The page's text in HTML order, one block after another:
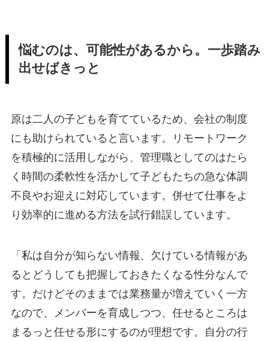
悩むのは、可能性があるから。一歩踏み
出せばきっと
原は二人の子どもを育てているため、会社の制度
にも助けられていると言います。リモートワーク
を積極的に活用しながら、管理職としてのはたら
く時間の柔軟性を活かして子どもたちの急な体調
不良やお迎えに対応しています。併せて仕事をよ
り効率的に進める方法を試行錯誤しています。
「私は自分が知らない情報、欠けている情報があ
るとどうしても把握しておきたくなる性分なんで
す。だけどそのままでは業務量が増えていく一方
なので、メンバーを育成しつつ、任せるところは
まるっと任せる形にするのが理想です。自分の行